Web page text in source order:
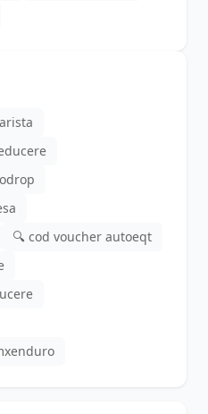
🔍 cod voucher autoeqt